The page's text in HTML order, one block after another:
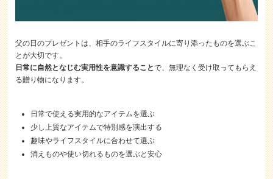
父の日のプレゼントは、相手のライフスタイルに寄り添ったものを選ぶこ
とが大切です。
日常に自然となじむ実用性を意識することで、無理なく受け取ってもらえ
る贈り物になります。
日常で使える実用的なアイテムを選ぶ
少し上質なアイテムで特別感を演出する
趣味やライフスタイルに合わせて選ぶ
消えものや使い切れるものを選ぶと安心